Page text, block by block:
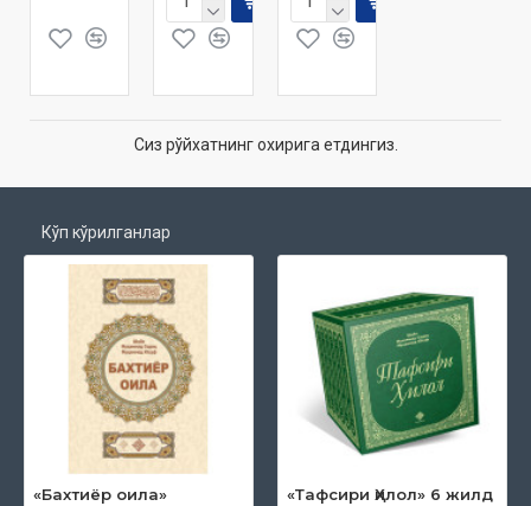
Сиз рўйхатнинг охирига етдингиз.
Кўп кўрилганлар
«Бахтиёр оила»
«Тафсири Ҳилол» 6 жилд